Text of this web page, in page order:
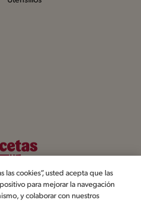
las cookies”, usted acepta que las
para mejorar la navegación
y colaborar con nuestros